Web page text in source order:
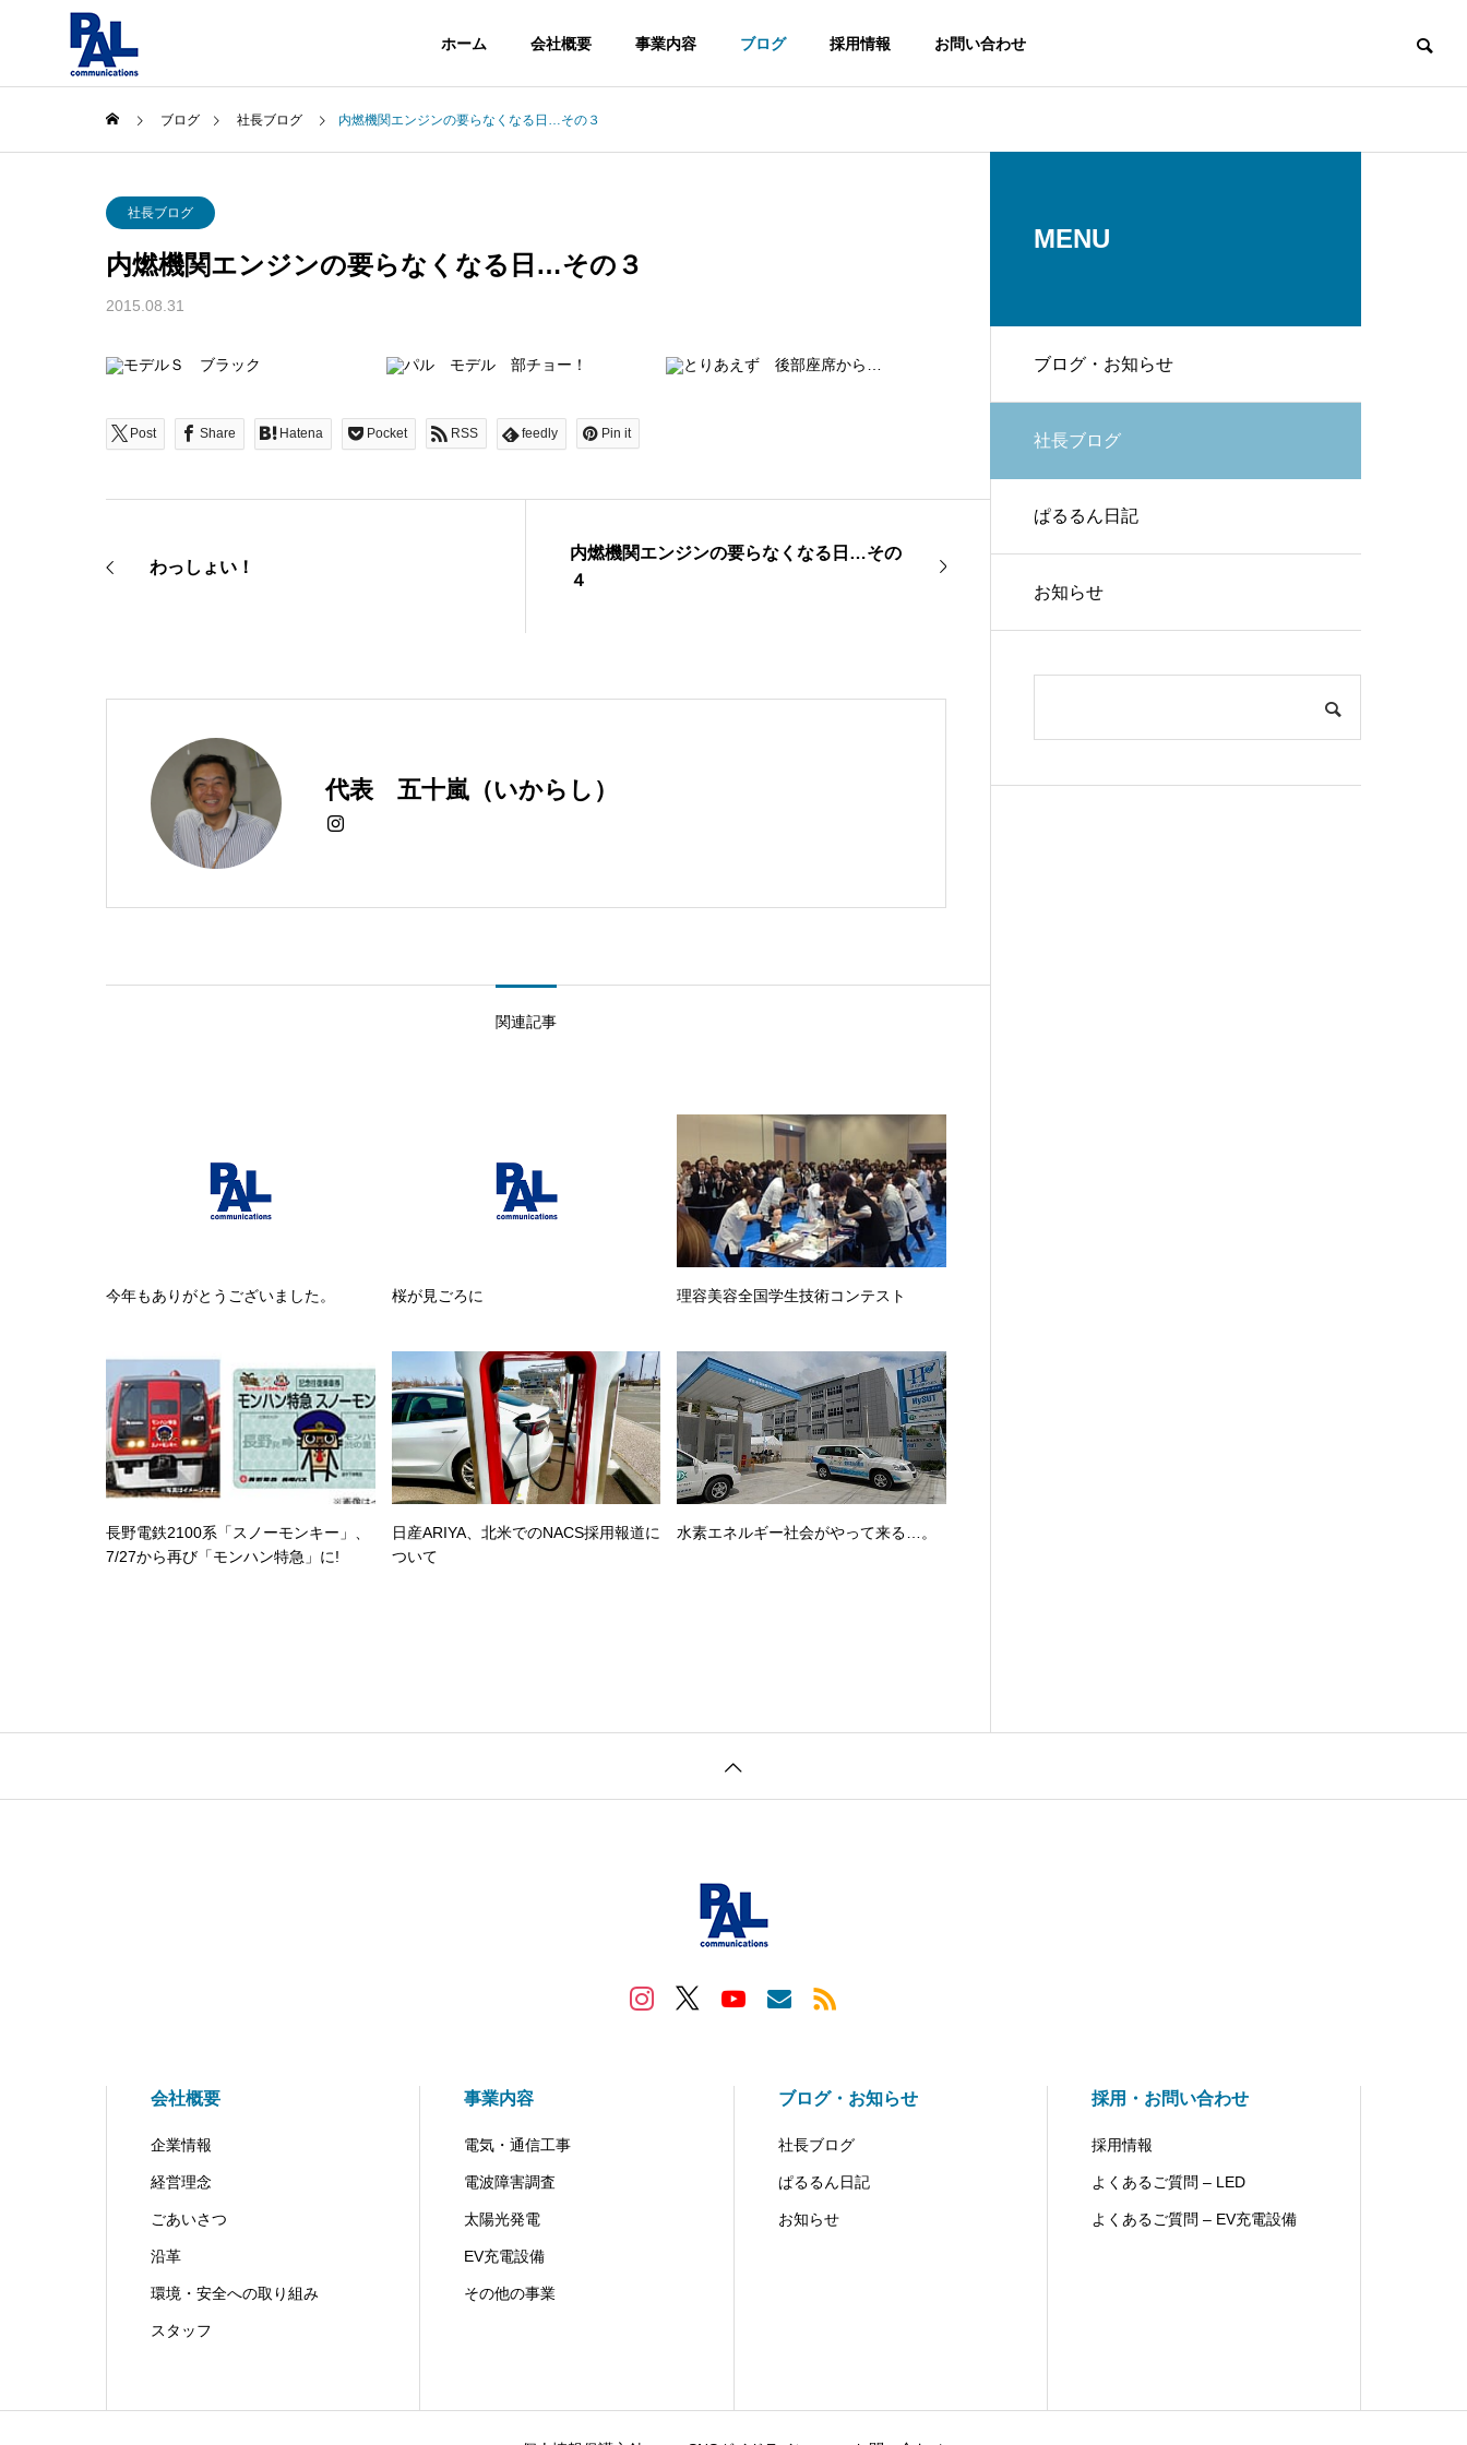
ホーム 会社概要 事業内容 ブログ 採用情報 お問い合わせ
Message
沿革 環境・安全への取り組み スタッフ
Staff
電気・通信工事
ブログ 社長ブログ 内燃機関エンジンの要らなくなる日…その３
社長ブログ
内燃機関エンジンの要らなくなる日…その３
2015.08.31
Post Share Hatena Pocket RSS feedly Pin it
わっしょい！
内燃機関エンジンの要らなくなる日…その
４
代表 五十嵐（いからし）
関連記事
今年もありがとうございました。 桜が見ごろに 理容美容全国学生技術コンテスト
長野電鉄2100系「スノーモンキー」、
7/27から再び「モンハン特急」に!
日産ARIYA、北米でのNACS採用報道に
ついて
水素エネルギー社会がやって来る…。
MENU
ブログ・お知らせ
社長ブログ
ぱるるん日記
お知らせ
会社概要
企業情報
経営理念
ごあいさつ
沿革
環境・安全への取り組み
スタッフ
事業内容
電気・通信工事
電波障害調査
太陽光発電
EV充電設備
その他の事業
ブログ・お知らせ
社長ブログ
ぱるるん日記
お知らせ
採用・お問い合わせ
採用情報
よくあるご質問 – LED
よくあるご質問 – EV充電設備